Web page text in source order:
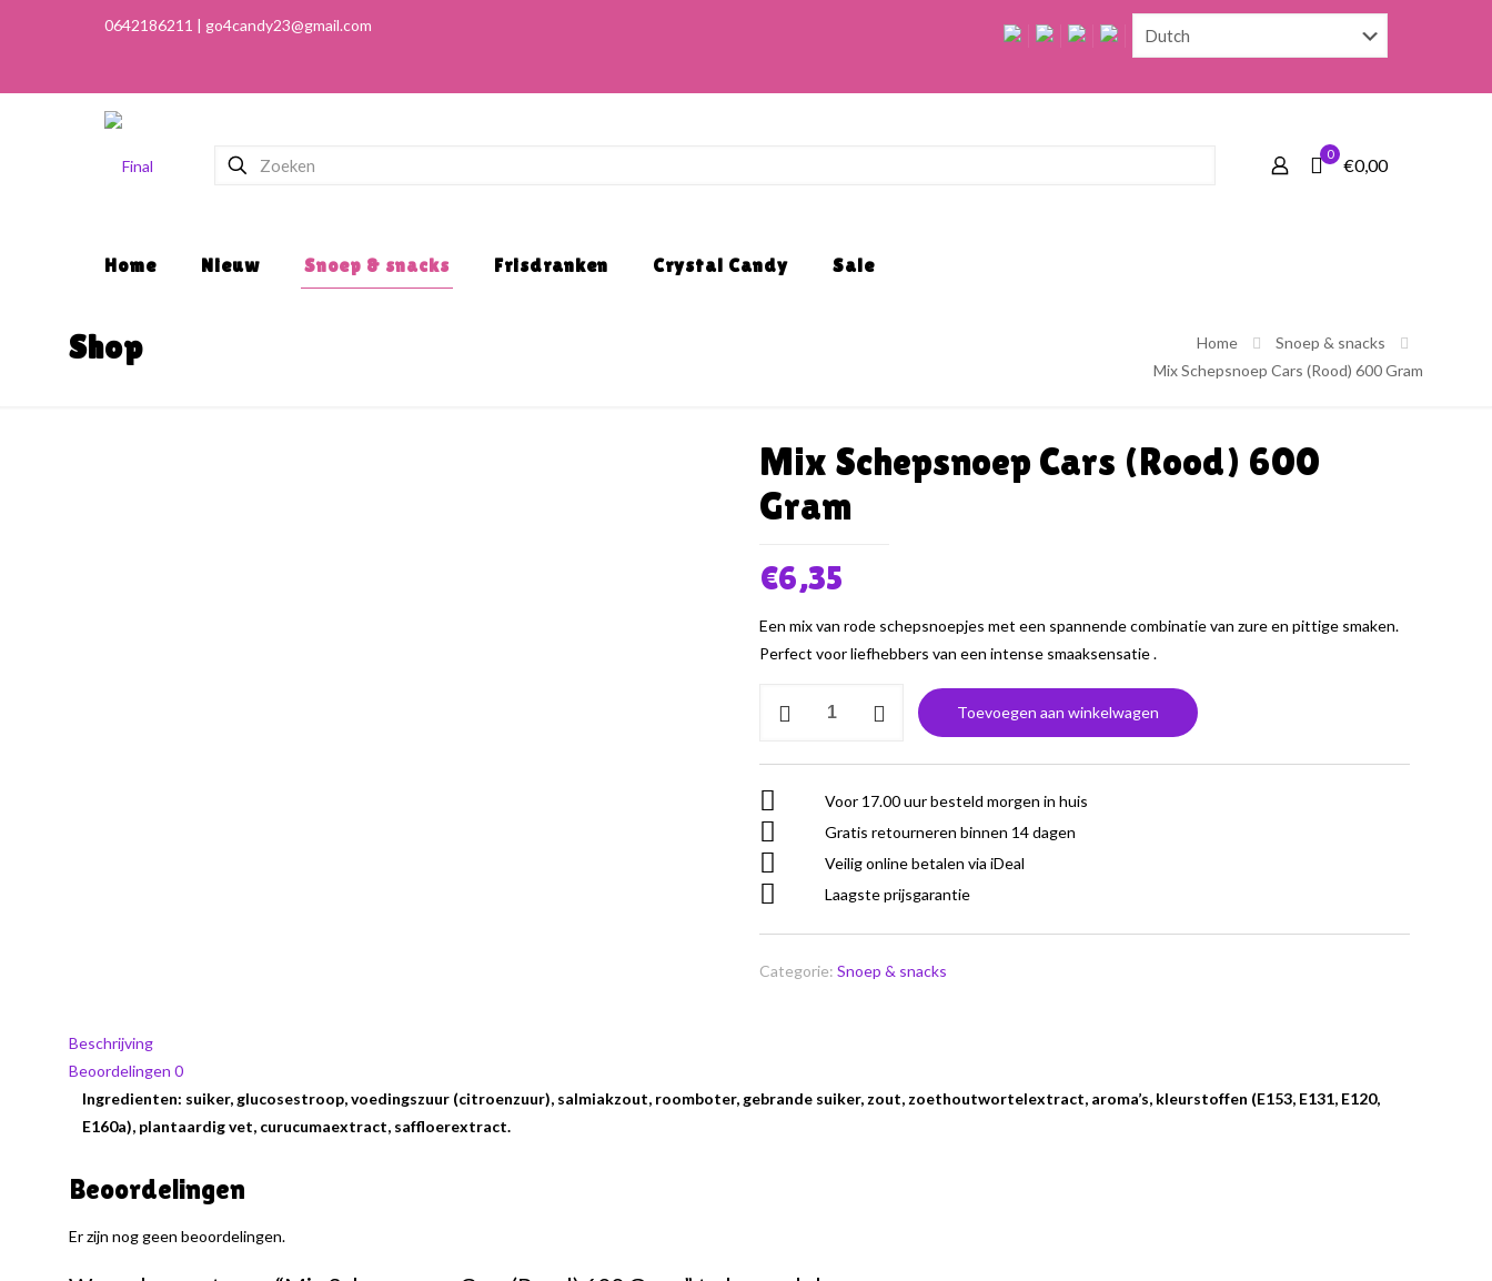
0
€0,00
Home Nieuw Snoep & snacks Frisdranken Crystal Candy Sale
Shop Home
Snoep & snacks
Mix Schepsnoep Cars (Rood) 600 Gram
Mix Schepsnoep Cars (Rood) 600
Gram
€6,35
Een mix van rode schepsnoepjes met een spannende combinatie van zure en pittige smaken.
Perfect voor liefhebbers van een intense smaaksensatie .
Schepsnoep
600
Toevoegen aan winkelwagen
Voor 17.00 uur besteld morgen in huis
Gratis retourneren binnen 14 dagen
Veilig online betalen via iDeal
Laagste prijsgarantie
Categorie: Snoep & snacks
Beschrijving
Beoordelingen 0
Ingredienten: suiker, glucosestroop, voedingszuur (citroenzuur), salmiakzout, roomboter, gebrande suiker, zout, zoethoutwortelextract, aroma’s, kleurstoffen (E153, E131, E120,
E160a), plantaardig vet, curucumaextract, saffloerextract.
Beoordelingen
Er zijn nog geen beoordelingen.